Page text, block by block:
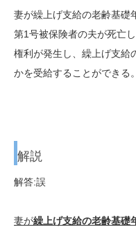
妻が繰上げ支給の老齢基礎
第1号被保険者の夫が死亡
権利が発生し、繰上げ支給
かを受給することができる。
解説
解答:誤
妻が繰上げ支給の老齢基礎